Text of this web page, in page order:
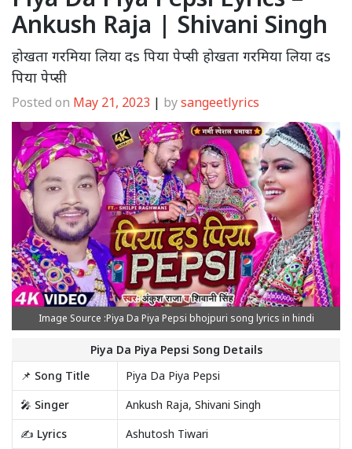
Ankush Raja | Shivani Singh
होखता गरमिया लिया दs पिया पेप्सी होखता गरमिया लिया दs
पिया पेप्सी
Posted on May 21, 2023 | bysangeetlyrics
Image Source :Piya Da Piya Pepsi bhojpuri song lyrics in hindi
Piya Da Piya Pepsi Song Details
📌 Song Title
Piya Da Piya Pepsi
🎤 Singer
Ankush Raja, Shivani Singh
✍️ Lyrics
Ashutosh Tiwari